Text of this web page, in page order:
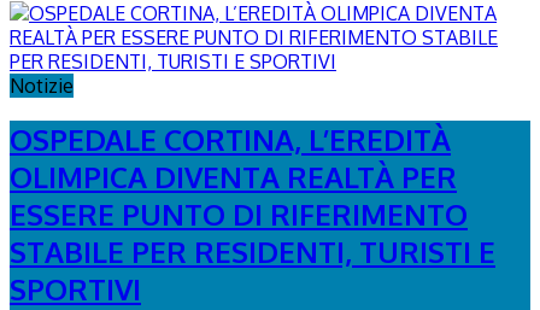
Notizie
OSPEDALE CORTINA, L’EREDITÀ
OLIMPICA DIVENTA REALTÀ PER
ESSERE PUNTO DI RIFERIMENTO
STABILE PER RESIDENTI, TURISTI E
SPORTIVI